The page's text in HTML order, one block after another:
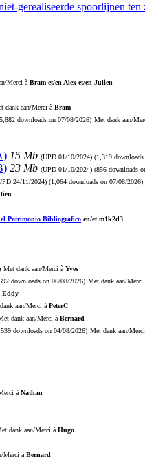
gerealiseerde spoorlijnen
Merci à Bram et/en Alex et/en Julien
dank aan/Merci à Bram
downloads on 07/08/2026) Met dank aan/
15 Mb (UPD 01/10/2024) (1,319
23 Mb (UPD 01/10/2024) (856 downloads
24/11/2024) (1,064 downloads on 07/08/2026)
Patrimonio Bibliográfico en/et m1k2d3
Met dank aan/Merci à Yves
downloads on 06/08/2026) Met dank aan/Merci
Eddy
aan/Merci à PeterC
dank aan/Merci à Bernard
downloads on 04/08/2026) Met dank aan/
à Nathan
dank aan/Merci à Hugo
Merci à Bernard